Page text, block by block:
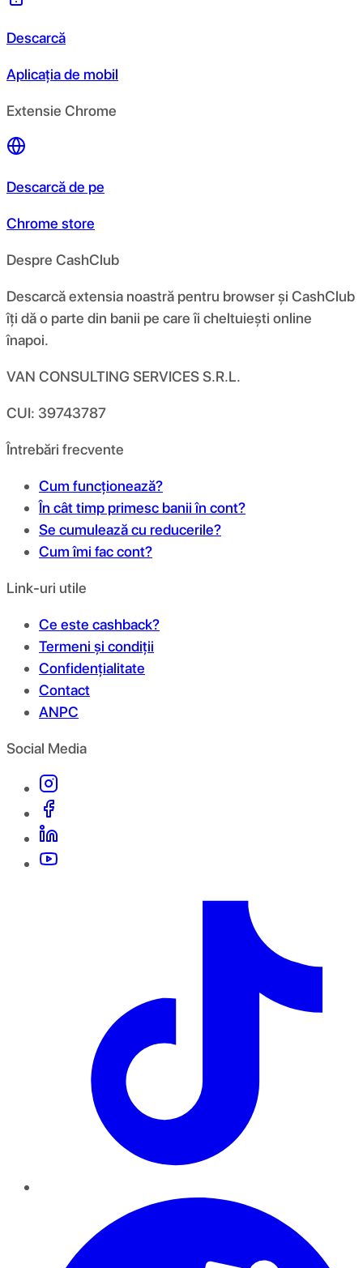
Descarcă
Aplicația de mobil
Extensie Chrome
Descarcă de pe
Chrome store
Despre CashClub
Descarcă extensia noastră pentru browser și CashClub
îți dă o parte din banii pe care îi cheltuiești online
înapoi.
VAN CONSULTING SERVICES S.R.L.
CUI: 39743787
Întrebări frecvente
Cum funcționează?
În cât timp primesc banii în cont?
Se cumulează cu reducerile?
Cum îmi fac cont?
Link-uri utile
Ce este cashback?
Termeni și condiții
Confidențialitate
Contact
ANPC
Social Media